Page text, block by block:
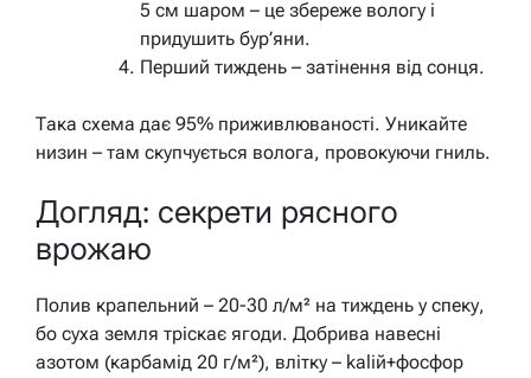
5 см шаром – це збереже вологу і
придушить бур’яни.
Перший тиждень – затінення від сонця.
Така схема дає 95% приживлюваності. Уникайте
низин – там скупчується волога, провокуючи гниль.
Догляд: секрети рясного
врожаю
Полив крапельний – 20-30 л/м² на тиждень у спеку,
бо суха земля тріскає ягоди. Добрива навесні
азотом (карбамід 20 г/м²), влітку – kalій+фосфор